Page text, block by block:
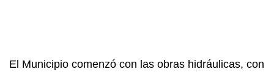
El Municipio comenzó con las obras hidráulicas, con